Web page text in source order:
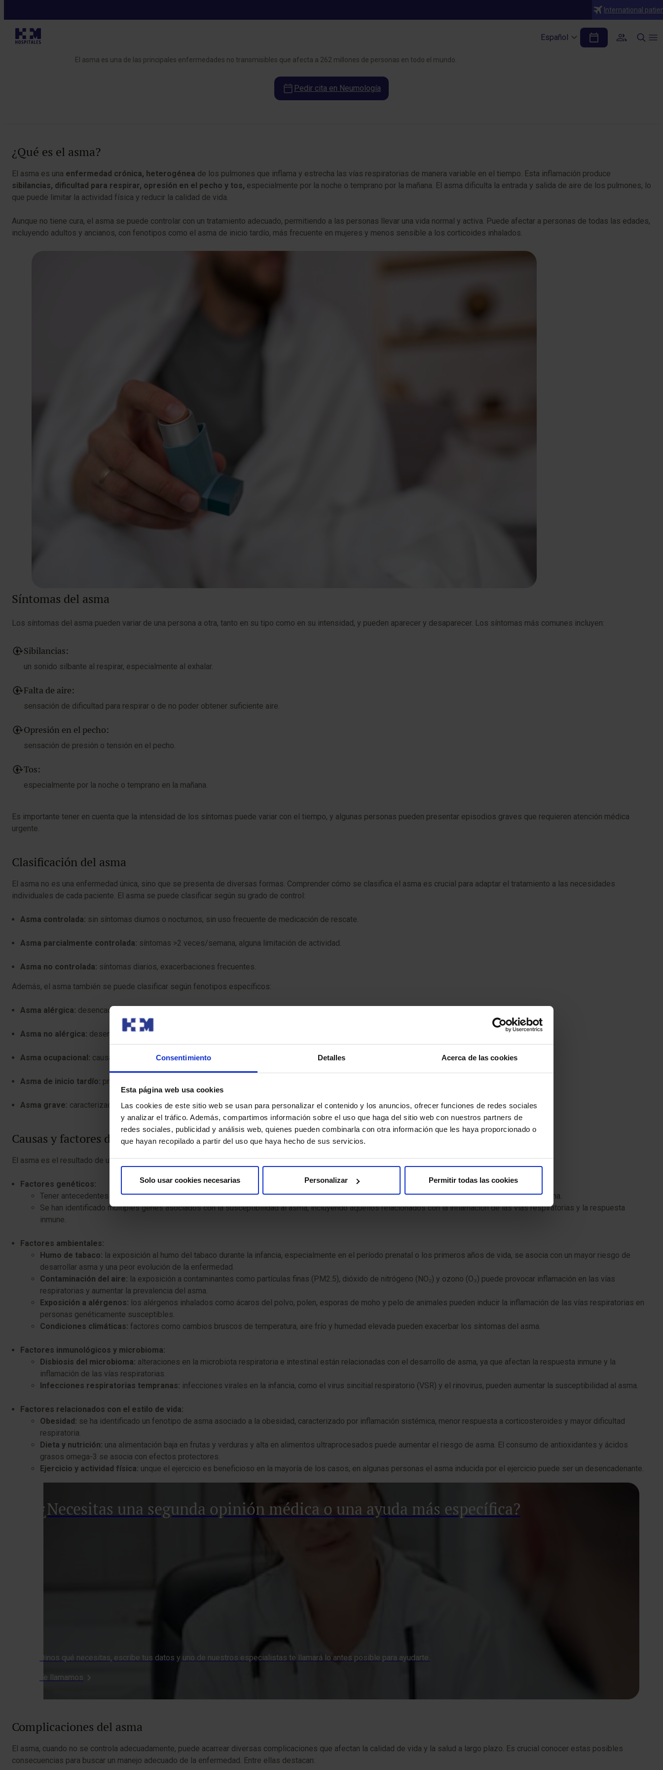
Consentimiento Detalles Acerca de las cookies
Esta página web usa cookies
Las cookies de este sitio web se usan para personalizar el contenido y los anuncios, ofrecer funciones de redes sociales
y analizar el tráfico. Además, compartimos información sobre el uso que haga del sitio web con nuestros partners de
redes sociales, publicidad y análisis web, quienes pueden combinarla con otra información que les haya proporcionado o
que hayan recopilado a partir del uso que haya hecho de sus servicios.
Solo usar cookies necesarias Personalizar Permitir todas las cookies
International
Español
NEUMOLOGÍA
El asma es una de las principales enfermedades no transmisibles que afecta a 262 millones de personas en todo el mundo.
Pedir cita en Neumología
¿Qué es el asma?
El asma es una enfermedad crónica, heterogénea de los pulmones que inflama y estrecha las vías respiratorias de manera variable en el tiempo. Esta inflamación produce
sibilancias, dificultad para respirar, opresión en el pecho y tos, especialmente por la noche o temprano por la mañana. El asma dificulta la entrada y salida de aire de los pulmones, lo
que puede limitar la actividad física y reducir la calidad de vida.
Aunque no tiene cura, el asma se puede controlar con un tratamiento adecuado, permitiendo a las personas llevar una vida normal y activa. Puede afectar a personas de todas las edades,
incluyendo adultos y ancianos, con fenotipos como el asma de inicio tardío, más frecuente en mujeres y menos sensible a los corticoides inhalados.
Síntomas del asma
Los síntomas del asma pueden variar de una persona a otra, tanto en su tipo como en su intensidad, y pueden aparecer y desaparecer. Los síntomas más comunes incluyen:
Sibilancias:
un sonido silbante al respirar, especialmente al exhalar.
Falta de aire:
sensación de dificultad para respirar o de no poder obtener suficiente aire.
Opresión en el pecho:
sensación de presión o tensión en el pecho.
Tos:
especialmente por la noche o temprano en la mañana.
Es importante tener en cuenta que la intensidad de los síntomas puede variar con el tiempo, y algunas personas pueden presentar episodios graves que requieren atención médica
urgente.
Clasificación del asma
El asma no es una enfermedad única, sino que se presenta de diversas formas. Comprender cómo se clasifica el asma es crucial para adaptar el tratamiento a las necesidades
individuales de cada paciente. El asma se puede clasificar según su grado de control:
Asma controlada: sin síntomas diurnos o nocturnos, sin uso frecuente de medicación de rescate.
Asma parcialmente controlada: síntomas >2 veces/semana, alguna limitación de actividad.
Asma no controlada: síntomas diarios, exacerbaciones frecuentes.
Además, el asma también se puede clasificar según fenotipos específicos:
Asma alérgica: desencadenada por alérgenos como el polen, los ácaros o el moho.
Asma no alérgica: desencadenada por infecciones respiratorias, aire frío o ejercicio.
Asma ocupacional: causada por la exposición a sustancias irritantes en el lugar de trabajo.
Asma de inicio tardío: predominante en mujeres adultas y con menor respuesta a corticoides inhalados.
Asma grave: caracterizada por exacerbaciones frecuentes y necesidad de terapias avanzadas como anticuerpos monoclonales.
Causas y factores de riesgo del asma
El asma es el resultado de una compleja interacción entrefactores genéticos y ambientales. Entre los factores de riesgo más importantes se encuentran:
Factores genéticos:
Tener antecedentes familiares de asma o enfermedades alérgicas (rinitis, dermatitis atópica) aumenta significativamente el riesgo de desarrollar asma.
Se han identificado múltiples genes asociados con la susceptibilidad al asma, incluyendo aquellos relacionados con la inflamación de las vías respiratorias y la respuesta
inmune.
Factores ambientales:
Humo de tabaco: la exposición al humo del tabaco durante la infancia, especialmente en el período prenatal o los primeros años de vida, se asocia con un mayor riesgo de
desarrollar asma y una peor evolución de la enfermedad.
Contaminación del aire: la exposición a contaminantes como partículas finas (PM2.5), dióxido de nitrógeno (NO₂) y ozono (O₃) puede provocar inflamación en las vías
respiratorias y aumentar la prevalencia del asma.
Exposición a alérgenos: los alérgenos inhalados como ácaros del polvo, polen, esporas de moho y pelo de animales pueden inducir la inflamación de las vías respiratorias en
personas genéticamente susceptibles.
Condiciones climáticas: factores como cambios bruscos de temperatura, aire frío y humedad elevada pueden exacerbar los síntomas del asma.
Factores inmunológicos y microbioma:
Disbiosis del microbioma: alteraciones en la microbiota respiratoria e intestinal están relacionadas con el desarrollo de asma, ya que afectan la respuesta inmune y la
inflamación de las vías respiratorias.
Infecciones respiratorias tempranas: infecciones virales en la infancia, como el virus sincitial respiratorio (VSR) y el rinovirus, pueden aumentar la susceptibilidad al asma.
Factores relacionados con el estilo de vida:
Obesidad: se ha identificado un fenotipo de asma asociado a la obesidad, caracterizado por inflamación sistémica, menor respuesta a corticosteroides y mayor dificultad
respiratoria.
Dieta y nutrición: una alimentación baja en frutas y verduras y alta en alimentos ultraprocesados puede aumentar el riesgo de asma. El consumo de antioxidantes y ácidos
grasos omega-3 se asocia con efectos protectores.
Ejercicio y actividad física: unque el ejercicio es beneficioso en la mayoría de los casos, en algunas personas el asma inducida por el ejercicio puede ser un desencadenante.
¿Necesitas una segunda opinión médica o una ayuda más específica?
Dinos qué necesitas, escribe tus datos y uno de nuestros especialistas te llamará lo antes posible para ayudarte.
Te llamamos
Complicaciones del asma
El asma, cuando no se controla adecuadamente, puede acarrear diversas complicaciones que afectan la calidad de vida y la salud a largo plazo. Es crucial conocer estas posibles
consecuencias para buscar un manejo adecuado de la enfermedad. Entre ellas destacan: